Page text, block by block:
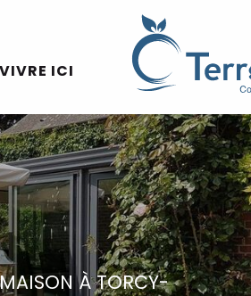
VIVRE ICI
MAISON À TORCY-